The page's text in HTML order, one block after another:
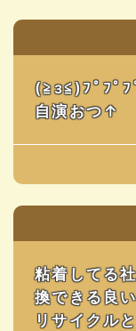
(≧з≦)ﾌﾟﾌﾟﾌ
自演おつ↑
粘着してる
換できる良
リサイクル